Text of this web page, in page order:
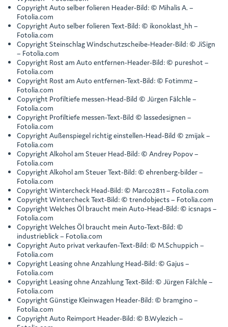
Copyright Auto selber folieren Header-Bild: © Mihalis A. –
Fotolia.com
Copyright Auto selber folieren Text-Bild: © ikonoklast_hh –
Fotolia.com
Copyright Steinschlag Windschutzscheibe-Header-Bild: © JiSign
– Fotolia.com
Copyright Rost am Auto entfernen-Header-Bild: © pureshot –
Fotolia.com
Copyright Rost am Auto entfernen-Text-Bild: © Fotimmz –
Fotolia.com
Copyright Profiltiefe messen-Head-Bild © Jürgen Fälchle –
Fotolia.com
Copyright Profiltiefe messen-Text-Bild © lassedesignen –
Fotolia.com
Copyright Außenspiegel richtig einstellen-Head-Bild © zmijak –
Fotolia.com
Copyright Alkohol am Steuer Head-Bild: © Andrey Popov –
Fotolia.com
Copyright Alkohol am Steuer Text-Bild: © ehrenberg-bilder –
Fotolia.com
Copyright Wintercheck Head-Bild: © Marco2811 – Fotolia.com
Copyright Wintercheck Text-Bild: © trendobjects – Fotolia.com
Copyright Welches Öl braucht mein Auto-Head-Bild: © icsnaps –
Fotolia.com
Copyright Welches Öl braucht mein Auto-Text-Bild: ©
industrieblick – Fotolia.com
Copyright Auto privat verkaufen-Text-Bild: © M.Schuppich –
Fotolia.com
Copyright Leasing ohne Anzahlung Head-Bild: © Gajus –
Fotolia.com
Copyright Leasing ohne Anzahlung Text-Bild: © Jürgen Fälchle –
Fotolia.com
Copyright Günstige Kleinwagen Header-Bild: © bramgino –
Fotolia.com
Copyright Auto Reimport Header-Bild: © B.Wylezich –